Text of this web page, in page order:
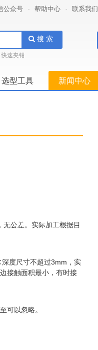
公众号 - 帮助中心 - 联系我们
搜 索
快速夹钳
选型工具 新闻中心
公差。实际加工根据目
度尺寸不超过3mm，实
接触面积最小，有时接
可以忽略。